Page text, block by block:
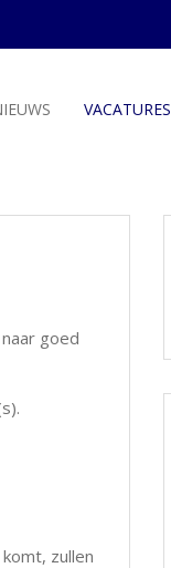
VACATURES
goed
zullen